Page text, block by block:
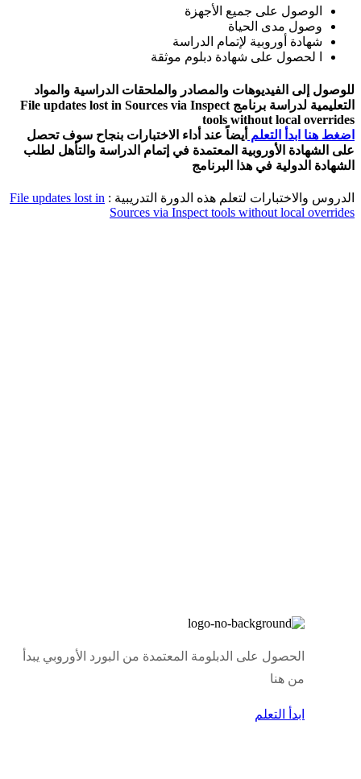
الوصول على جميع الأجهزة
وصول مدى الحياة
شهادة أوروبية لإتمام الدراسة
ا لحصول على شهادة دبلوم موثقة
للوصول إلى الفيديوهات والمصادر والملحقات الدراسية والمواد
التعليمية لدراسة برنامج File updates lost in Sources via Inspect
tools without local overrides
اضغط هنا ابدأ التعلم أيضاً عند أداء الاختبارات بنجاح سوف تحصل
على الشهادة الأوروبية المعتمدة في إتمام الدراسة والتأهل لطلب
الشهادة الدولية في هذا البرنامج
الدروس والاختبارات لتعلم هذه الدورة التدريبية : File updates lost in
Sources via Inspect tools without local overrides
الحصول على الدبلومة المعتمدة من البورد الأوروبي يبدأ
من هنا
ابدأ التعلم